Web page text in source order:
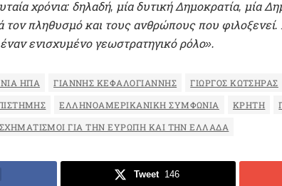
χρόνια: δηλαδή, μία δυτική Δημοκρατία, μία
τον πληθυσμό και τους ανθρώπους που
ενισχυμένο γεωστρατηγικό ρόλο».
ΗΠΑ ΓΙΆΝΝΗΣ ΚΕΦΑΛΟΓΙΆΝΝΗΣ ΓΙΏΡΓΟΣ ΚΏΤΣΗΡΑΣ
ΕΛΛΗΝΟΑΜΕΡΙΚΑΝΙΚΉ ΣΥΜΦΩΝΊΑ ΚΡΉΤΗ
ΓΙΑ ΤΗΝ ΕΥΡΏΠΗ ΚΑΙ ΤΗΝ ΕΛΛΆΔΑ
Tweet 146